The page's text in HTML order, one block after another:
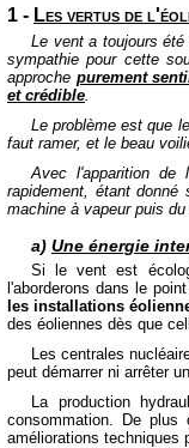
1 - Les vertus de
Le vent a toujours
sympathie pour cette
approche purement
et crédible.
Le problème est que
faut ramer, et le beau
Avec l'apparition de
rapidement, étant
machine à vapeur puis
a) Une énergie
Si le vent est
l'aborderons dans le
les installations
des éoliennes dès que
Les centrales
peut démarrer ni arrêter
La production
consommation. De
améliorations techniques